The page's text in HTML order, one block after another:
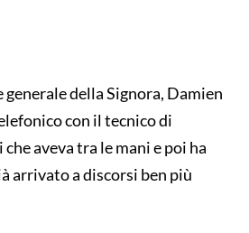
della Signora, Damien
con il tecnico di
aveva tra le mani e poi ha
arrivato a discorsi ben più